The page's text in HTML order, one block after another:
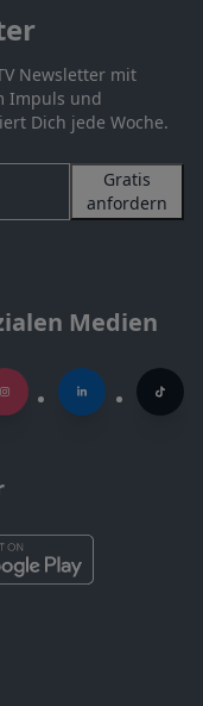
Newsletter mit
Impuls und
Dich jede Woche.
Gratis
anfordern
Medien